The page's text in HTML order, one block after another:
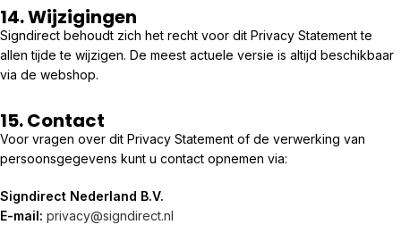
14. Wijzigingen
Signdirect behoudt zich het recht voor dit Privacy Statement te
allen tijde te wijzigen. De meest actuele versie is altijd beschikbaar
via de webshop.
15. Contact
Voor vragen over dit Privacy Statement of de verwerking van
persoonsgegevens kunt u contact opnemen via:
Signdirect Nederland B.V.
E-mail: privacy@signdirect.nl